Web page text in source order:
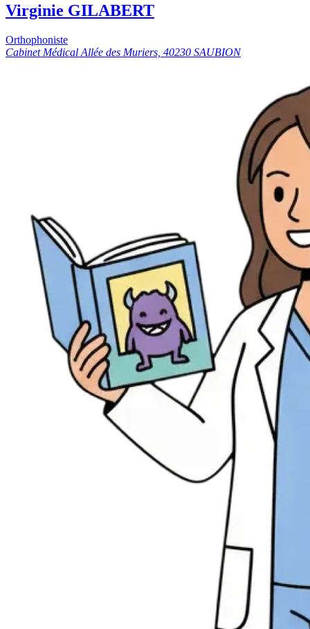
Virginie GILABERT
Orthophoniste
Cabinet Médical Allée des Muriers, 40230 SAUBION